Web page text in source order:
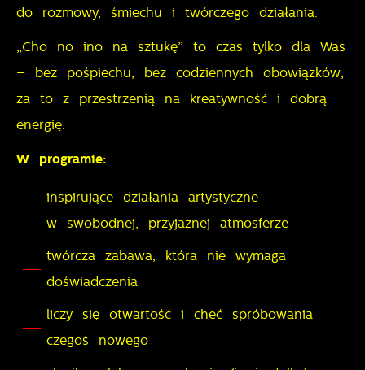
do rozmowy, śmiechu i twórczego działania.
„Cho no ino na sztukę” to czas tylko dla Was
– bez pośpiechu, bez codziennych obowiązków,
za to z przestrzenią na kreatywność i dobrą
energię.
W programie:
inspirujące działania artystyczne
w swobodnej, przyjaznej atmosferze
twórcza zabawa, która nie wymaga
doświadczenia
liczy się otwartość i chęć spróbowania
czegoś nowego
miejsca oraz częstotliwości, z jaką odwiedzane są
naszych serwisów internetowych pod względem ich
popularności wśród użytkowników. Zgromadzone
informacje są przetwarzane w formie
zanonimizowanej. Wyrażenie zgody na analityczne
funkcjonalności.
naszych partnerów.
Promocyjne pliki cookies służą do prezentowania Ci
naszych komunikatów na podstawie analizy Twoich
przeglądanej witryny internetowej. Treści promocyjne
mogą pojawić się na stronach podmiotów trzecich
dostawców usług. Firmy te działają w charakterze
wiadomości, ofert, komunikatów mediów
społecznościowych.